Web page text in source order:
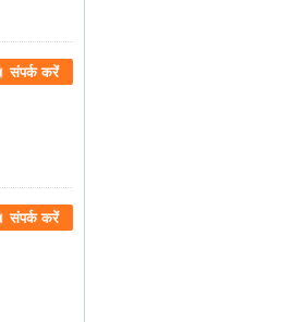
संपर्क करें
संपर्क करें